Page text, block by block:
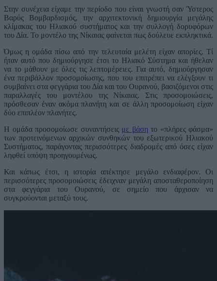
Στην συνέχεια είχαμε την περίοδο που είναι γνωστή σαν Ύστερος
Βαρύς Βομβαρδισμός, την αρχιτεκτονική δημιουργία μεγάλης
κλίμακας του Ηλιακού συστήματος και την συλλογή δορυφόρων
του Δία. Το μοντέλο της Νίκαιας φαίνεται πως δούλευε εκπληκτικά.
Όμως η ομάδα πίσω από την τελευταία μελέτη είχαν απορίες. Τί
ήταν αυτό που δημιούργησε έτσι το Ηλιακό Σύστημα και ήθελαν
να το μάθουν με όλες τις λεπτομέρειες. Για αυτό, δημιούργησαν
ένα περιβάλλον προσομοίωσης, που του επιτρέπει να ελέγξουν τι
συμβαίνει στα φεγγάρια του Δία και του Ουρανού, βασιζόμενοι στις
παραλλαγές του μοντέλου της Νίκαιας. Στις προσομοιώσεις,
πρόσθεσαν έναν ακόμα πλανήτη και σε άλλη προσομοίωση είχαν
δύο επιπλέον πλανήτες.
Η ομάδα προσομοίωσε συναντήσεις με βάση το «πλήρες φάσμα»
των προτεινόμενων αρχικών συνθηκών του εξωτερικού Ηλιακού
Συστήματος, παράγοντας περισσότερες διαδρομές από όσες είχαν
ληφθεί υπόψη προηγουμένως.
Και κάπως έτσι, η ιστορία απέκτησε μεγάλο ενδιαφέρον. Οι
περισσότερες προσομοιώσεις έδειχναν μεγάλη αποσταθεροποίηση
στα φεγγάρια του Ουρανού, σε σημείο που άρχισαν να
συγκρούονται μεταξύ τους.